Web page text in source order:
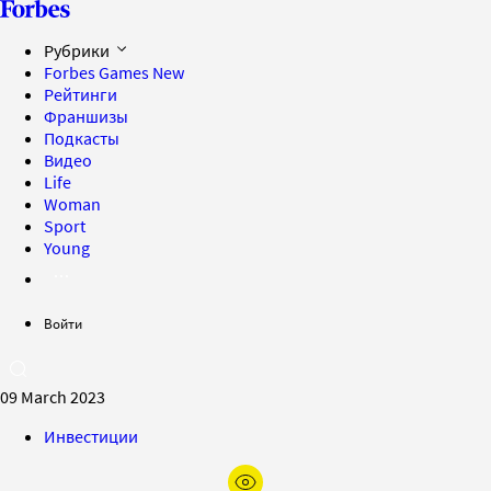
Рубрики
Forbes Games New
Рейтинги
Франшизы
Подкасты
Видео
Life
Woman
Sport
Young
Войти
09 March 2023
Инвестиции